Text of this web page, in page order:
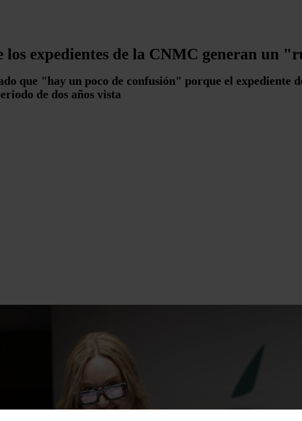
los expedientes de la CNMC generan un
que "hay un poco de confusión" porque el expediente
de dos años vista